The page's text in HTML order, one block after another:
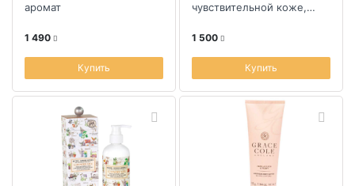
аромат
1 490
Купить
чувствительной коже,
вызывает раздражения
1 500
Купить